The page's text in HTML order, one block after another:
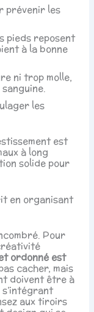
prévenir les
pieds reposent
à la bonne
ni trop molle,
les
est
à long
solide pour
en organisant
Pour
ordonné est
cacher, mais
doivent être à
aux tiroirs